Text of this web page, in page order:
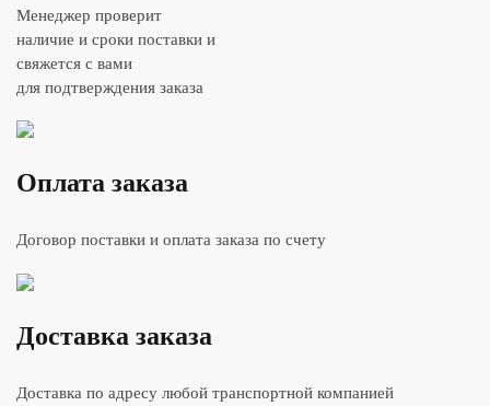
Менеджер проверит
наличие и сроки поставки и
свяжется с вами
для подтверждения заказа
Оплата заказа
Договор поставки и оплата заказа по счету
Доставка заказа
Доставка по адресу любой транспортной компанией